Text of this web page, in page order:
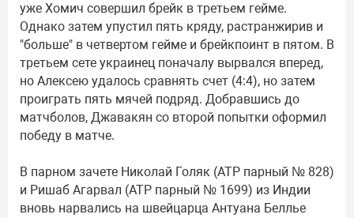
уже Хомич совершил брейк в третьем гейме.
Однако затем упустил пять кряду, растранжирив и
"больше" в четвертом гейме и брейкпоинт в пятом. В
третьем сете украинец поначалу вырвался вперед,
но Алексею удалось сравнять счет (4:4), но затем
проиграть пять мячей подряд. Добравшись до
матчболов, Джавакян со второй попытки оформил
победу в матче.
В парном зачете Николай Голяк (ATP парный № 828)
и Ришаб Агарвал (ATP парный № 1699) из Индии
вновь нарвались на швейцарца Антуана Беллье